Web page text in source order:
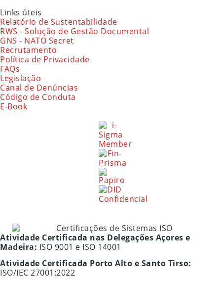
Links úteis
Relatório de Sustentabilidade
RWS - Solução de Gestão Documental
GNS - NATO Secret
Recrutamento
Política de Privacidade
FAQs
Legislação
Canal de Denúncias
Código de Conduta
E-Book
Atividade Certificada nas Delegações Açores e
Madeira: ISO 9001 e ISO 14001
Atividade Certificada Porto Alto e Santo Tirso:
ISO/IEC 27001:2022